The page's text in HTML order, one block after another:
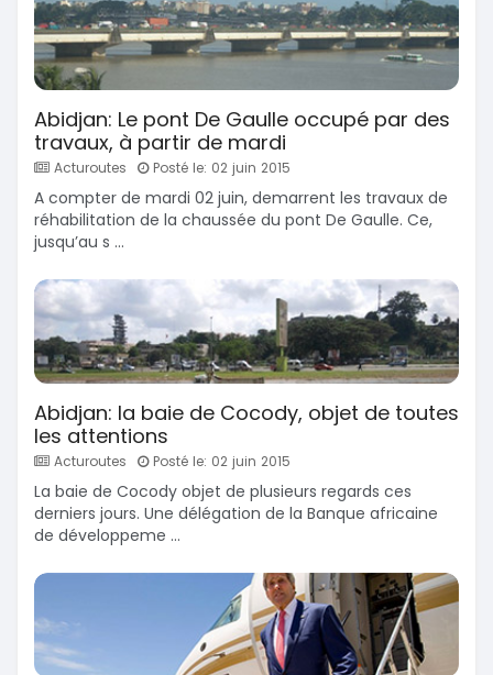
Abidjan: Le pont De Gaulle occupé par des
travaux, à partir de mardi
Acturoutes Posté le: 02 juin 2015
A compter de mardi 02 juin, demarrent les travaux de
réhabilitation de la chaussée du pont De Gaulle. Ce,
jusqu’au s ...
Abidjan: la baie de Cocody, objet de toutes
les attentions
Acturoutes Posté le: 02 juin 2015
La baie de Cocody objet de plusieurs regards ces
derniers jours. Une délégation de la Banque africaine
de développeme ...